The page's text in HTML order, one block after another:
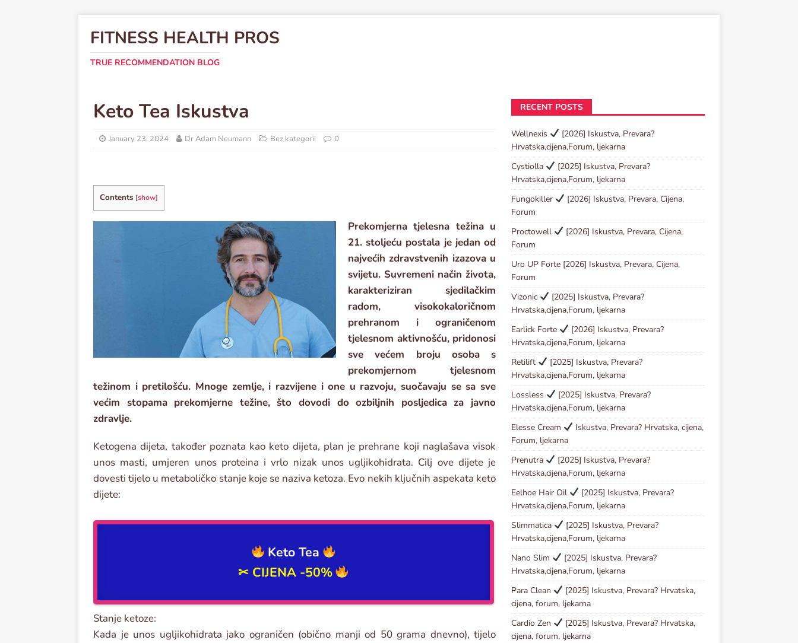
FITNESS HEALTH PROS
TRUE RECOMMENDATION BLOG
Keto Tea Iskustva
January 23, 2024 Dr Adam Neumann Bez kategorii 0
Contents [show]
Prekomjerna tjelesna težina u
21. stoljeću postala je jedan od
najvećih zdravstvenih izazova u
svijetu. Suvremeni način života,
karakteriziran sjedilačkim
radom, visokokaloričnom
prehranom i ograničenom
tjelesnom aktivnošću, pridonosi
sve većem broju osoba s
prekomjernom tjelesnom
težinom i pretilošću. Mnoge zemlje, i razvijene i one u razvoju, suočavaju se sa sve
većim stopama prekomjerne težine, što dovodi do ozbiljnih posljedica za javno
zdravlje.
Ketogena dijeta, također poznata kao keto dijeta, plan je prehrane koji naglašava visok
unos masti, umjeren unos proteina i vrlo nizak unos ugljikohidrata. Cilj ove dijete je
dovesti tijelo u metaboličko stanje koje se naziva ketoza. Evo nekih ključnih aspekata keto
dijete:
Keto Tea
✂ CIJENA -50%
Stanje ketoze:
Kada je unos ugljikohidrata jako ograničen (obično manji od 50 grama dnevno), tijelo
RECENT POSTS
Wellnexis
[2026] Iskustva, Prevara?
Hrvatska,cijena,Forum, ljekarna
Cystiolla
[2025] Iskustva, Prevara?
Hrvatska,cijena,Forum, ljekarna
Fungokiller
[2026] Iskustva, Prevara, Cijena,
Forum
Proctowell
[2026] Iskustva, Prevara, Cijena,
Forum
Uro UP Forte [2026] Iskustva, Prevara, Cijena,
Forum
Vizonic
[2025] Iskustva, Prevara?
Hrvatska,cijena,Forum, ljekarna
Earlick Forte
[2026] Iskustva, Prevara?
Hrvatska,cijena,Forum, ljekarna
Retilift
[2025] Iskustva, Prevara?
Hrvatska,cijena,Forum, ljekarna
Lossless
[2025] Iskustva, Prevara?
Hrvatska,cijena,Forum, ljekarna
Elesse Cream
Iskustva, Prevara? Hrvatska, cijena,
Forum, ljekarna
Prenutra
[2025] Iskustva, Prevara?
Hrvatska,cijena,Forum, ljekarna
Eelhoe Hair Oil
[2025] Iskustva, Prevara?
Hrvatska,cijena,Forum, ljekarna
Slimmatica
[2025] Iskustva, Prevara?
Hrvatska,cijena,Forum, ljekarna
Nano Slim
[2025] Iskustva, Prevara?
Hrvatska,cijena,Forum, ljekarna
Para Clean
[2025] Iskustva, Prevara? Hrvatska,
cijena, forum, ljekarna
Cardio Zen
[2025] Iskustva, Prevara? Hrvatska,
cijena, forum, ljekarna